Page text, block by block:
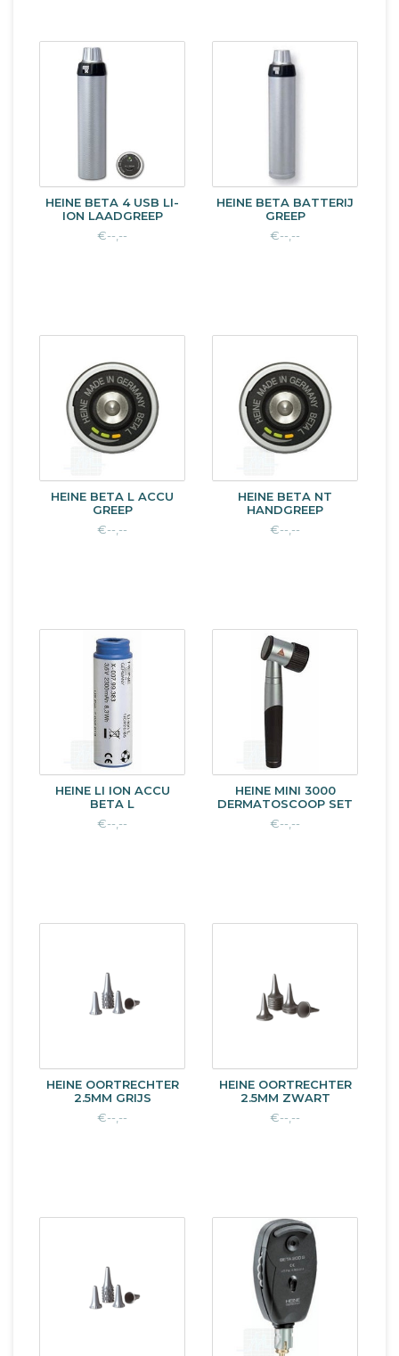
HEINE BETA 4 USB LI-
ION LAADGREEP
€--,--
HEINE BETA BATTERIJ
GREEP
€--,--
HEINE BETA L ACCU
GREEP
€--,--
HEINE BETA NT
HANDGREEP
€--,--
HEINE LI ION ACCU
BETA L
€--,--
HEINE MINI 3000
DERMATOSCOOP SET
€--,--
HEINE OORTRECHTER
2.5MM GRIJS
€--,--
HEINE OORTRECHTER
2.5MM ZWART
€--,--